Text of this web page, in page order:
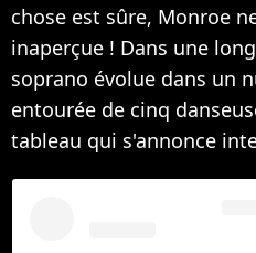
chose est sûre, Monroe
inaperçue ! Dans une
soprano évolue dans un
entourée de cinq
tableau qui s'annonce